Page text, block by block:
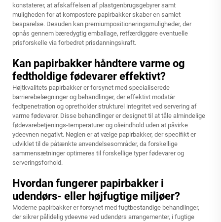
konstaterer, at afskaffelsen af plastgenbrugsgebyrer samt
muligheden for at kompostere papirbakker skaber en samlet
besparelse. Desuden kan premiumpositioneringsmuligheder, der
opnås gennem bæredygtig emballage, retfærdiggøre eventuelle
prisforskelle via forbedret prisdanningskraft.
Kan papirbakker håndtere varme og
fedtholdige fødevarer effektivt?
Højtkvalitets papirbakker er forsynet med specialiserede
barrierebelægninger og behandlinger, der effektivt modstår
fedtpenetration og opretholder strukturel integritet ved servering af
varme fødevarer. Disse behandlinger er designet til at tåle almindelige
fødevarebetjenings-temperaturer og olieindhold uden at påvirke
ydeevnen negativt. Nøglen er at vælge papirbakker, der specifikt er
udviklet til de påtænkte anvendelsesområder, da forskellige
sammensætninger optimeres til forskellige typer fødevarer og
serveringsforhold.
Hvordan fungerer papirbakker i
udendørs- eller højfugtige miljøer?
Moderne papirbakker er forsynet med fugtbestandige behandlinger,
der sikrer pålidelig ydeevne ved udendørs arrangementer, i fugtige